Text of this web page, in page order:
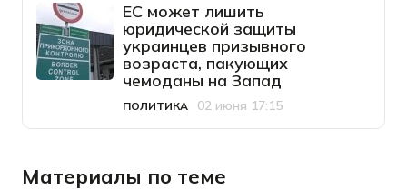
ЕС может лишить
юридической защиты
украинцев призывного
возраста, пакующих
чемоданы на Запад
Категория
ПОЛИТИКА
Дата публикации
02 июня 17:15
Материалы по теме